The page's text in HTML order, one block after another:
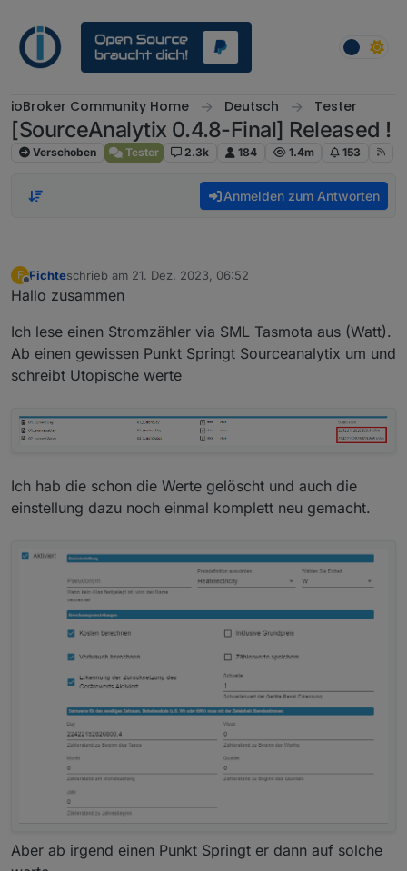
ioBroker Community Home Deutsch Tester
[SourceAnalytix 0.4.8-Final] Released !
Verschoben Tester 2.3k 184 1.4m 153
Anmelden zum Antworten
F
Offline
Fichteschrieb am 21. Dez. 2023, 06:52
zuletzt editiert von
Hallo zusammen
Ich lese einen Stromzähler via SML Tasmota aus (Watt).
Ab einen gewissen Punkt Springt Sourceanalytix um und
schreibt Utopische werte
Ich hab die schon die Werte gelöscht und auch die
einstellung dazu noch einmal komplett neu gemacht.
Aber ab irgend einen Punkt Springt er dann auf solche